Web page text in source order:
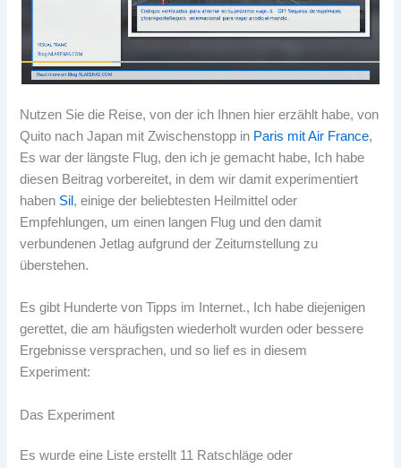
Nutzen Sie die Reise, von der ich Ihnen hier erzählt habe, von
Quito nach Japan mit Zwischenstopp in Paris mit Air France,
Es war der längste Flug, den ich je gemacht habe, Ich habe
diesen Beitrag vorbereitet, in dem wir damit experimentiert
haben Sil , einige der beliebtesten Heilmittel oder
Empfehlungen, um einen langen Flug und den damit
verbundenen Jetlag aufgrund der Zeitumstellung zu
überstehen.
Es gibt Hunderte von Tipps im Internet., Ich habe diejenigen
gerettet, die am häufigsten wiederholt wurden oder bessere
Ergebnisse versprachen, und so lief es in diesem
Experiment:
Das Experiment
Es wurde eine Liste erstellt 11 Ratschläge oder